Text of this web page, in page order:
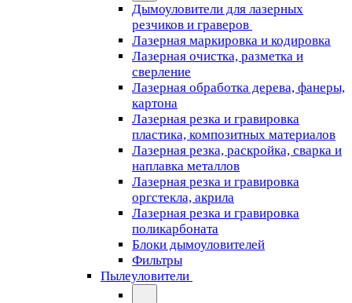
Дымоуловители для лазерных
резчиков и граверов
Лазерная маркировка и кодировка
Лазерная очистка, разметка и
сверление
Лазерная обработка дерева, фанеры,
картона
Лазерная резка и гравировка
пластика, композитных материалов
Лазерная резка, раскройка, сварка и
наплавка металлов
Лазерная резка и гравировка
оргстекла, акрила
Лазерная резка и гравировка
поликарбоната
Блоки дымоуловителей
Фильтры
Пылеуловители